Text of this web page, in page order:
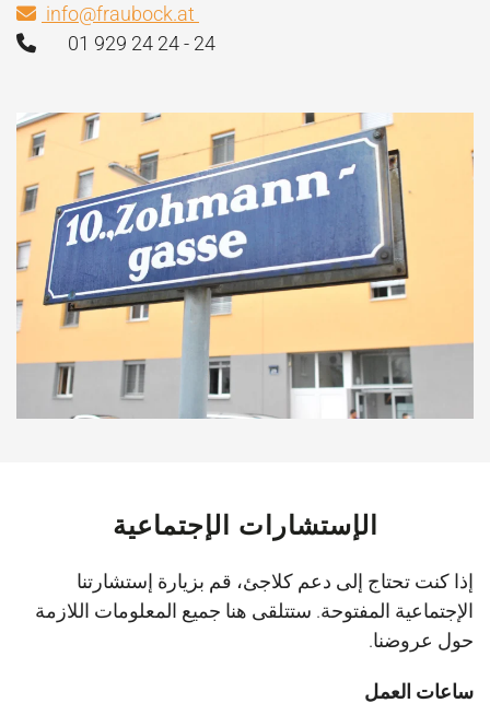
info@fraubock.at
01 929 24 24 - 24
الإستشارات الإجتماعية
إذا كنت تحتاج إلى دعم كلاجئ، قم بزيارة إستشارتنا
الإجتماعية المفتوحة. ستتلقى هنا جميع المعلومات اللازمة
حول عروضنا.
ساعات العمل